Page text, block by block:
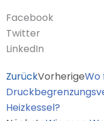
Facebook
Twitter
LinkedIn
ZurückVorherigeWo
Heizkessel?